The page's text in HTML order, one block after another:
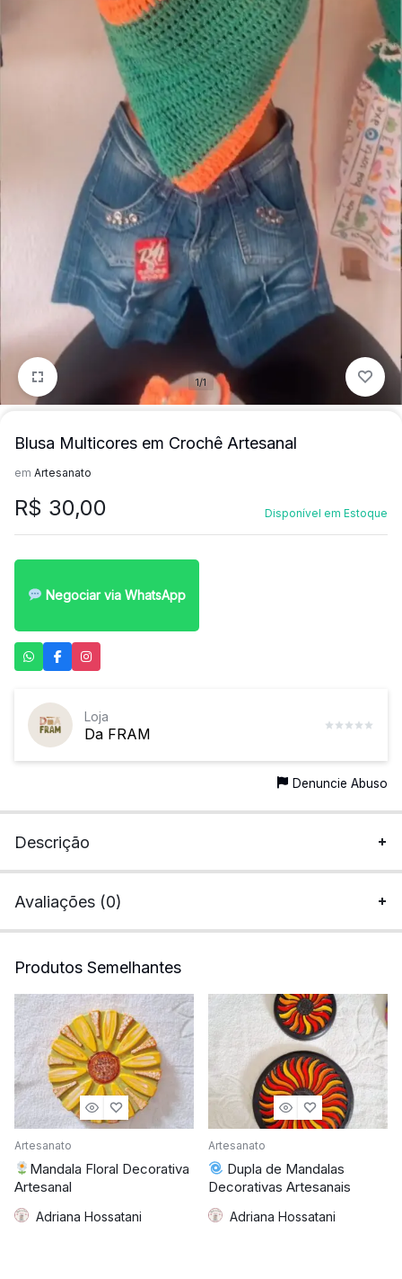
quem
precisa!
precisa!
1/1
Blusa Multicores em Crochê Artesanal
em Artesanato
R$ 30,00 Disponível em Estoque
Negociar via WhatsApp
Da FRAM
Loja
Denuncie Abuso
Descrição
Avaliações (0)
Produtos Semelhantes
Artesanato
Mandala Floral Decorativa
Artesanal
Adriana Hossatani
Artesanato
Dupla de Mandalas
Decorativas Artesanais
Adriana Hossatani